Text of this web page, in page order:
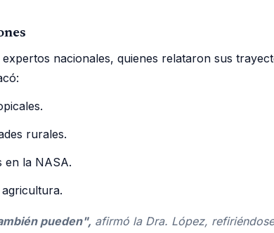
nacionales, quienes relataron sus
rurales.
en la NASA.
pueden", afirmó la Dra. López,